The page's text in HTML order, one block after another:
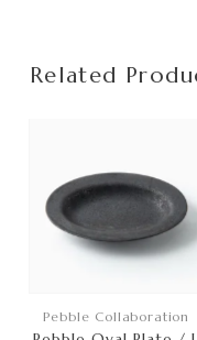
Related
Pebble Collaboration